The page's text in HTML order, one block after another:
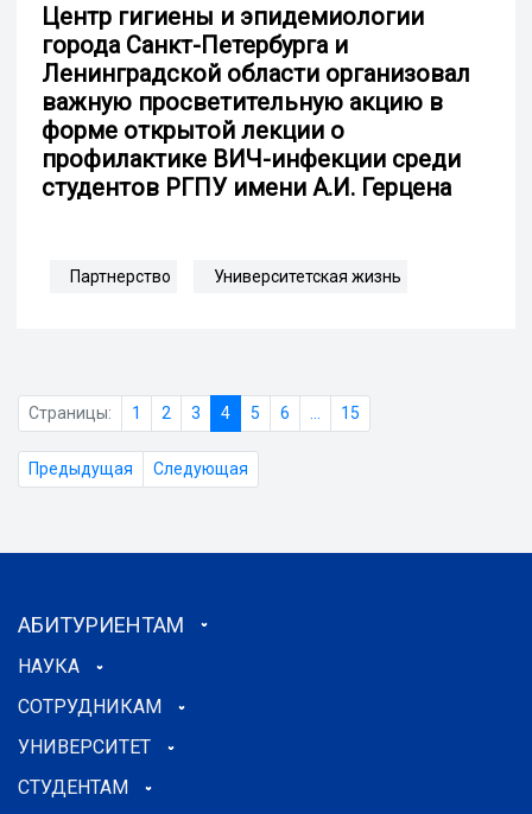
Центр гигиены и эпидемиологии
города Санкт-Петербурга и
Ленинградской области организовал
важную просветительную акцию в
форме открытой лекции о
профилактике ВИЧ-инфекции среди
студентов РГПУ имени А.И. Герцена
Партнерство Университетская жизнь
Страницы: 1 2 3 4 5 6 15
Предыдущая Следующая
АБИТУРИЕНТАМ
НАУКА
СОТРУДНИКАМ
УНИВЕРСИТЕТ
СТУДЕНТАМ